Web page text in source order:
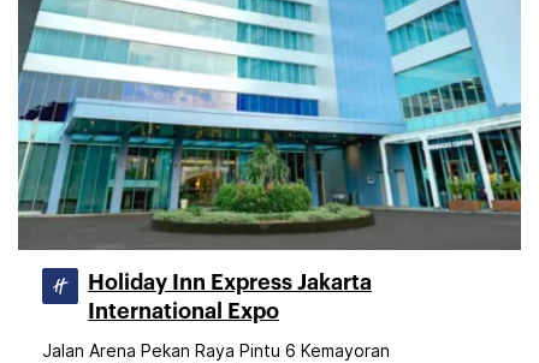
Holiday Inn Express Jakarta
International Expo
Jalan Arena Pekan Raya Pintu 6 Kemayoran